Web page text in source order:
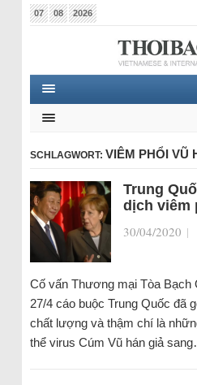
07 08 2026
SCHLAGWORT: VIÊM PHỔI VŨ
Trung
dịch viêm
30/04/2020 |
Cố vấn Thương mại Tòa Bạch
27/4 cáo buộc Trung Quốc đã
chất lượng và thậm chí là
thể virus Cúm Vũ hán giả